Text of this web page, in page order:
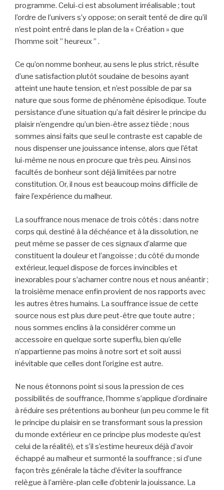
programme. Celui-ci est abso­lument irréalisable ; tout
l’ordre de l’univers s’y oppose; on serait tenté de dire qu’il
n’est point entré dans le plan de la « Création » que
l’homme soit ” heureux ” .
Ce qu’on nomme bonheur, au sens le plus strict, résulte
d’une satisfaction plutôt soudaine de besoins ayant
atteint une haute tension, et n’est possible de par sa
nature que sous forme de phénomène épisodique. Toute
persistance d’une situation qu’a fait désirer le principe du
plaisir n’engendre qu’un bien-être assez tiède ; nous
sommes ainsi faits que seul le contraste est capable de
nous dispenser une jouissance intense, alors que l’état
lui-même ne nous en procure que très peu. Ainsi nos
facultés de bonheur sont déjà limitées par notre
constitution. Or, il nous est beaucoup moins difficile de
faire l’expérience du malheur.
La souffrance nous menace de trois côtés : dans notre
corps qui, destiné à la déchéance et à la dissolution, ne
peut même se passer de ces signaux d’alarme que
constituent la douleur et l’angoisse ; du côté du monde
extérieur, lequel dispose de forces invincibles et
inexorables pour s’acharner contre nous et nous anéantir ;
la troisième menace enfin provient de nos rapports avec
les autres êtres humains. La souffrance issue de cette
source nous est plus dure peut-être que toute autre ;
nous sommes enclins à la considérer comme un
accessoire en quelque sorte superflu, bien qu’elle
n’appartienne pas moins à notre sort et soit aussi
inévitable que celles dont l’origine est autre.
Ne nous étonnons point si sous la pression de ces
possibilités de souffrance, l’homme s’applique d’ordinaire
à réduire ses prétentions au bonheur (un peu comme le fit
le principe du plaisir en se transformant sous la pression
du monde extérieur en ce principe plus modeste qu’est
celui de la réalité), et s’il s’estime heureux déjà d’avoir
échappé au malheur et surmonté la souffrance ; si d’une
façon très générale la tâche d’éviter la souffrance
relègue à l’arrière-plan celle d’obtenir la jouissance. La